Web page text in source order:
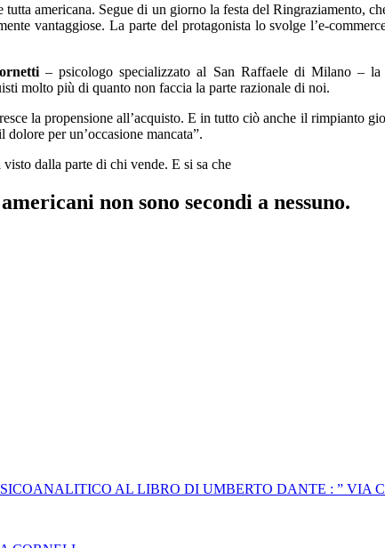
americana. Segue di un giorno la festa del Ringraziamento,
vantaggiose. La parte del protagonista lo svolge l’e-
– psicologo specializzato al San Raffaele di Milano –
molto più di quanto non faccia la parte razionale di noi.
la propensione all’acquisto. E in tutto ciò anche il rimpianto
per un’occasione mancata”.
dalla parte di chi vende. E si sa che
non sono secondi a nessuno.
AL LIBRO DI UMBERTO DANTE : ” VIA